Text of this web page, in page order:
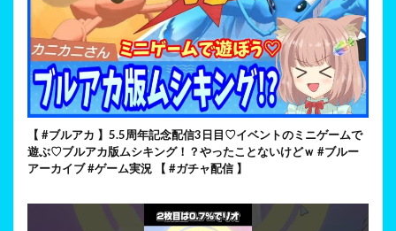
【 #ブルアカ 】5.5周年記念配信3日目♡イベントのミニゲームで
遊ぶ♡ブルアカ版ムシキング！？やったことないけどｗ #ブルー
アーカイブ #ゲーム実況 【 #ガチャ配信 】